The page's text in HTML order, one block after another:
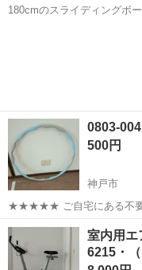
180cmのスライディングボ
0803-
500円
神戸市
★★★★★ ご自宅にある不要
みしませんか？ 家電、趣味
衣料服飾品、生活雑貨、家
ち込めます！ ※詳細はこ...
兵庫 神戸市 フィッ
室内用エ
6215・